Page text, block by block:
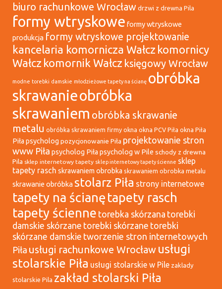
biuro rachunkowe Wrocław drzwi z drewna Pila
formy wtryskowe formy wtryskowe
produkcja formy wtryskowe projektowanie
kancelaria komornicza Wałcz komornicy
Wałcz komornik Wałcz księgowy Wrocław
modne torebki damskie młodzieżowe tapety na ścianę obróbka
skrawanieobróbka
skrawaniem obróbka skrawanie
metalu obróbka skrawaniem firmy okna okna PCV Piła okna Piła
Piła psycholog pozycjonowanie Piła projektowanie stron
www Piła psycholog Piła psycholog w Pile schody z drewna
Pila sklep internetowy tapety sklep internetowy tapety ścienne sklep
tapety rasch skrawaniem obrobka skrawaniem obrobka metalu
skrawanie obróbka stolarz Piła strony internetowe
tapety na ścianę tapety rasch
tapety ścienne torebka skórzana torebki
damskie skórzane torebki skórzane torebki
skórzane damskie tworzenie stron internetowych
Piła usługi rachunkowe Wrocław usługi
stolarskie Piła usługi stolarskie w Pile zaklady
stolarskie Pila zakład stolarski Piła